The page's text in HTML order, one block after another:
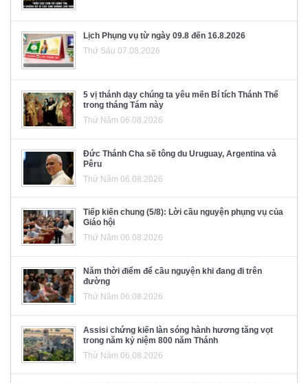
Lịch Phụng vụ từ ngày 09.8 đến 16.8.2026
Thứ Sáu 07.08.2026
5 vị thánh dạy chúng ta yêu mến Bí tích Thánh Thể
trong tháng Tám này
Thứ Năm 06.08.2026
Đức Thánh Cha sẽ tông du Uruguay, Argentina và
Pêru
Thứ Năm 06.08.2026
Tiếp kiến chung (5/8): Lời cầu nguyện phụng vụ của
Giáo hội
Thứ Năm 06.08.2026
Năm thời điểm để cầu nguyện khi đang đi trên
đường
Thứ Năm 06.08.2026
Assisi chứng kiến làn sóng hành hương tăng vọt
trong năm kỷ niệm 800 năm Thánh
Thứ Năm 06.08.2026